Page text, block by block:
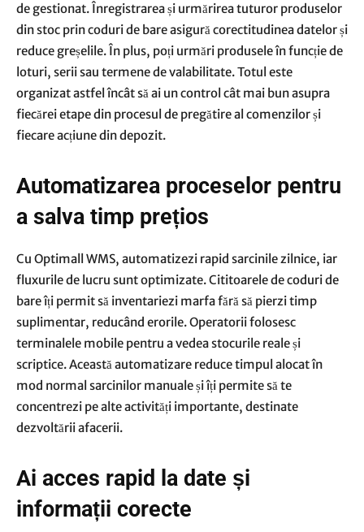
de gestionat. Înregistrarea și urmărirea tuturor produselor
din stoc prin coduri de bare asigură corectitudinea datelor și
reduce greșelile. În plus, poți urmări produsele în funcție de
loturi, serii sau termene de valabilitate. Totul este
organizat astfel încât să ai un control cât mai bun asupra
fiecărei etape din procesul de pregătire al comenzilor și
fiecare acțiune din depozit.
Automatizarea proceselor pentru
a salva timp prețios
Cu Optimall WMS, automatizezi rapid sarcinile zilnice, iar
fluxurile de lucru sunt optimizate. Cititoarele de coduri de
bare îți permit să inventariezi marfa fără să pierzi timp
suplimentar, reducând erorile. Operatorii folosesc
terminalele mobile pentru a vedea stocurile reale și
scriptice. Această automatizare reduce timpul alocat în
mod normal sarcinilor manuale și îți permite să te
concentrezi pe alte activități importante, destinate
dezvoltării afacerii.
Ai acces rapid la date și
informații corecte